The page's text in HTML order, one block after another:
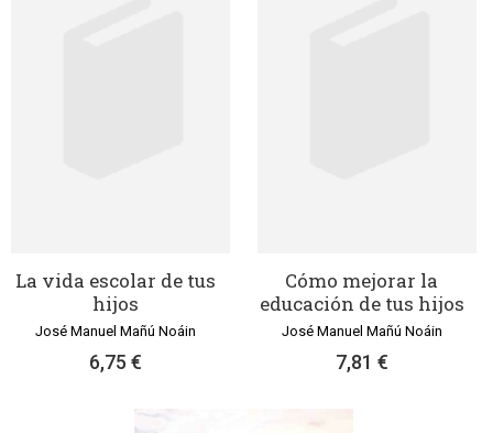
La vida escolar de tus
hijos
José Manuel Mañú Noáin
6,75 €
Cómo mejorar la
educación de tus hijos
José Manuel Mañú Noáin
7,81 €